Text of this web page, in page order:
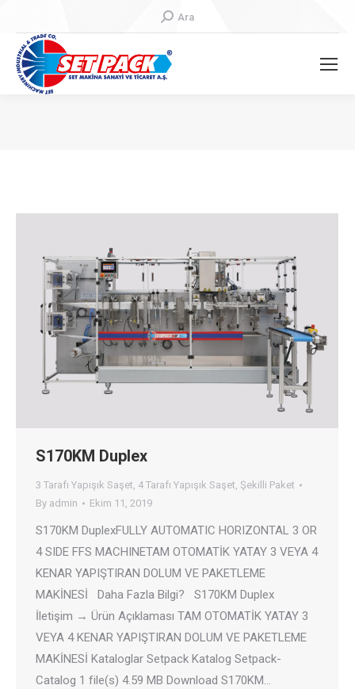
Search:
Ara
S170KM Duplex
3 Tarafı Yapışık Saşet, 4 Tarafı Yapışık Saşet, Şekilli Paket
By admin Ekim 11, 2019
S170KM DuplexFULLY AUTOMATIC HORIZONTAL 3 OR
4 SIDE FFS MACHINETAM OTOMATİK YATAY 3 VEYA 4
KENAR YAPIŞTIRAN DOLUM VE PAKETLEME
MAKİNESİ Daha Fazla Bilgi? S170KM Duplex
İletişim → Ürün Açıklaması TAM OTOMATİK YATAY 3
VEYA 4 KENAR YAPIŞTIRAN DOLUM VE PAKETLEME
MAKİNESİ Kataloglar Setpack Katalog Setpack-
Catalog 1 file(s) 4.59 MB Download S170KM…